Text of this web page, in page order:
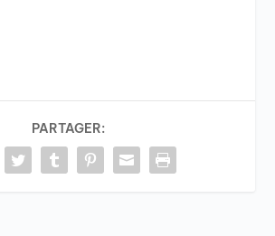
PARTAGER: